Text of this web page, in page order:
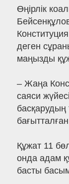
Өңірлік
деген
маңызды
– Жаңа
саяси
басқарудың
Құжат 11
онда адам
басты